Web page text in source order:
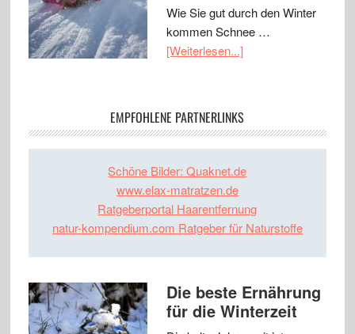
Wie Sie gut durch den Winter
kommen Schnee …
[Weiterlesen...]
EMPFOHLENE PARTNERLINKS
Schöne Bilder: Quaknet.de
www.elax-matratzen.de
Ratgeberportal Haarentfernung
natur-kompendium.com Ratgeber für Naturstoffe
Die beste Ernährung
für die Winterzeit